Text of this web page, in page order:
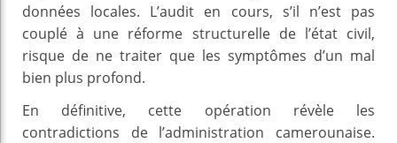
données locales. L’audit en cours, s’il n’est pas
couplé à une réforme structurelle de l’état civil,
risque de ne traiter que les symptômes d’un mal
bien plus profond.
En définitive, cette opération révèle les
contradictions de l’administration camerounaise.